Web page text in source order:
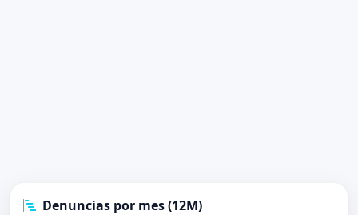
Denuncias por mes (12M)